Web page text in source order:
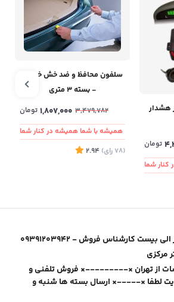
4 حسگر هشدار
تومان
شما
سلفون محافظ و ضد خش خودرو
- بسته ۳ متری
3,479,782
1,807,000 تومان
همیشه با شما همیشه در کنار شما
(78
رای)
2.94
ظهر الی بیست کارشناس فروش
مرکزی
از تهران ×---------× فروش تلفنی و
لطفا ×-----× ارسال بسته ها شنبه و